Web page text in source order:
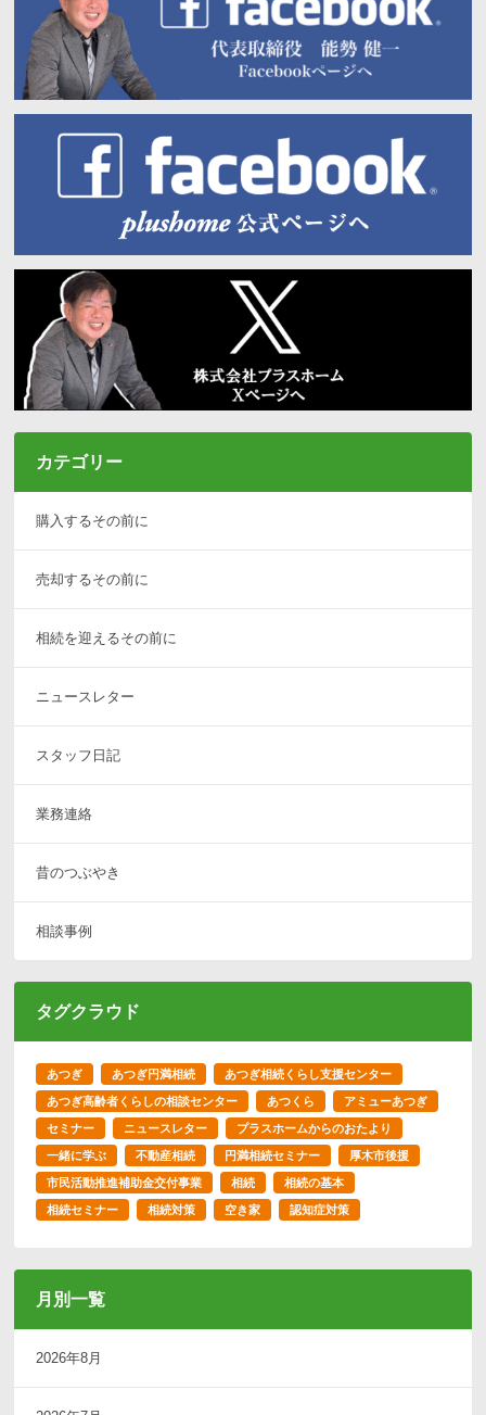
カテゴリー
購入するその前に
売却するその前に
相続を迎えるその前に
ニュースレター
スタッフ日記
業務連絡
昔のつぶやき
相談事例
タグクラウド
あつぎ あつぎ円満相続 あつぎ相続くらし支援センター
あつぎ高齢者くらしの相談センター あつくら アミューあつぎ
セミナー ニュースレター プラスホームからのおたより
一緒に学ぶ 不動産相続 円満相続セミナー 厚木市後援
市民活動推進補助金交付事業 相続 相続の基本
相続セミナー 相続対策 空き家 認知症対策
月別一覧
2026年8月